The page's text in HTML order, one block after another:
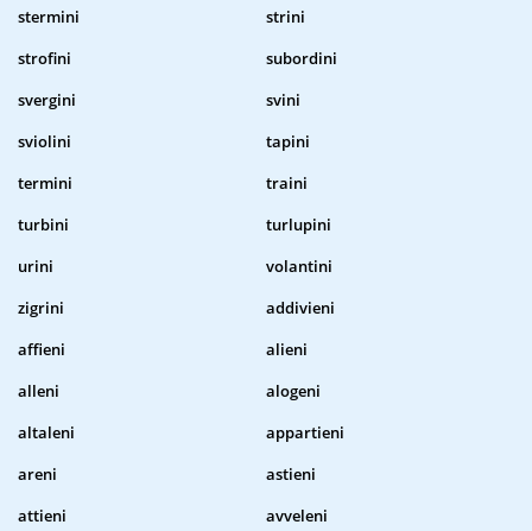
stermini
strini
strofini
subordini
svergini
svini
sviolini
tapini
termini
traini
turbini
turlupini
urini
volantini
zigrini
addivieni
affieni
alieni
alleni
alogeni
altaleni
appartieni
areni
astieni
attieni
avveleni